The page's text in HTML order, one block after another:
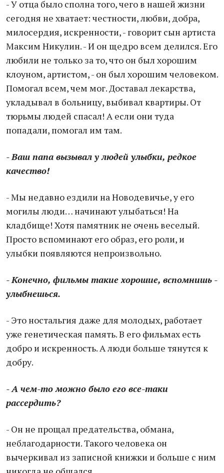
- У отца было сполна того, чего в нашей жизни
сегодня не хватает: честности, любви, добра,
милосердия, искренности, - говорит сын артиста
Максим Никулин. - И он щедро всем делился. Его
любили не только за то, что он был хорошим
клоуном, артистом, - он был хорошим человеком.
Помогал всем, чем мог. Доставал лекарства,
укладывал в больницу, выбивал квартиры. От
тюрьмы людей спасал! А если они туда
попадали, помогал им там.
- Ваш папа вызывал у людей улыбки, редкое
качество!
- Мы недавно ездили на Новодевичье, у его
могилы люди… начинают улыбаться! На
кладбище! Хотя памятник не очень веселый.
Просто вспоминают его образ, его роли, и
улыбки появляются непроизвольно.
- Конечно, фильмы такие хорошие, вспомнишь -
улыбнешься.
- Это ностальгия даже для молодых, работает
уже генетическая память. В его фильмах есть
добро и искренность. А люди больше тянутся к
добру.
- А чем-то можно было его все-таки
рассердить?
- Он не прощал предательства, обмана,
неблагодарности. Такого человека он
вычеркивал из записной книжки и больше с ним